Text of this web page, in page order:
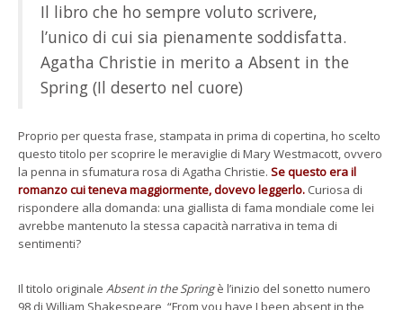
Il libro che ho sempre voluto scrivere,
l’unico di cui sia pienamente soddisfatta.
Agatha Christie in merito a Absent in the
Spring (Il deserto nel cuore)
Proprio per questa frase, stampata in prima di copertina, ho scelto
questo titolo per scoprire le meraviglie di Mary Westmacott, ovvero
la penna in sfumatura rosa di Agatha Christie. Se questo era il
romanzo cui teneva maggiormente, dovevo leggerlo. Curiosa di
rispondere alla domanda: una giallista di fama mondiale come lei
avrebbe mantenuto la stessa capacità narrativa in tema di
sentimenti?
Il titolo originale Absent in the Springè l’inizio del sonetto numero